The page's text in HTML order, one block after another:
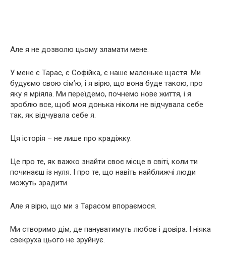
Але я не дозволю цьому зламати мене.
У мене є Тарас, є Софійка, є наше маленьке щастя. Ми
будуємо свою сім’ю, і я вірю, що вона буде такою, про
яку я мріяла. Ми переїдемо, почнемо нове життя, і я
зроблю все, щоб моя донька ніколи не відчувала себе
так, як відчувала себе я.
Ця історія – не лише про крадіжку.
Це про те, як важко знайти своє місце в світі, коли ти
починаєш із нуля. І про те, що навіть найближчі люди
можуть зрадити.
Але я вірю, що ми з Тарасом впораємося.
Ми створимо дім, де пануватимуть любов і довіра. І ніяка
свекруха цього не зруйнує.